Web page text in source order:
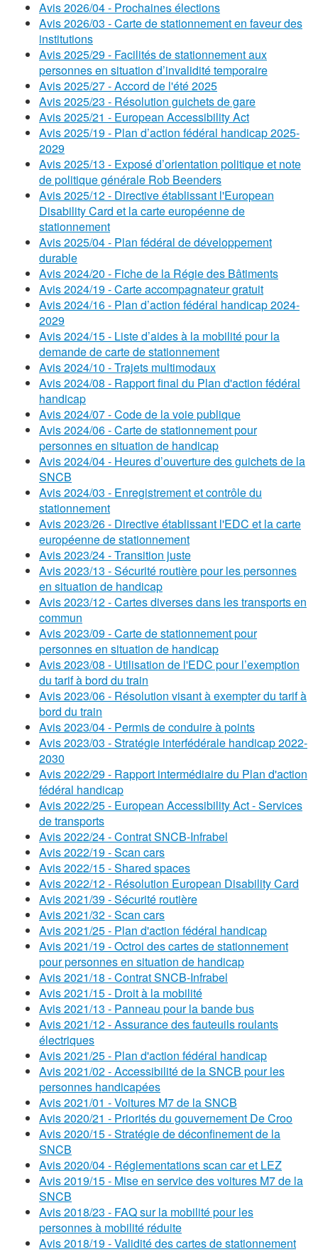
Avis 2026/04 - Prochaines élections
Avis 2026/03 - Carte de stationnement en faveur des
institutions
Avis 2025/29 - Facilités de stationnement aux
personnes en situation d’invalidité temporaire
Avis 2025/27 - Accord de l'été 2025
Avis 2025/23 - Résolution guichets de gare
Avis 2025/21 - European Accessibility Act
Avis 2025/19 - Plan d’action fédéral handicap 2025-
2029
Avis 2025/13 - Exposé d’orientation politique et note
de politique générale Rob Beenders
Avis 2025/12 - Directive établissant l'European
Disability Card et la carte européenne de
stationnement
Avis 2025/04 - Plan fédéral de développement
durable
Avis 2024/20 - Fiche de la Régie des Bâtiments
Avis 2024/19 - Carte accompagnateur gratuit
Avis 2024/16 - Plan d’action fédéral handicap 2024-
2029
Avis 2024/15 - Liste d’aides à la mobilité pour la
demande de carte de stationnement
Avis 2024/10 - Trajets multimodaux
Avis 2024/08 - Rapport final du Plan d'action fédéral
handicap
Avis 2024/07 - Code de la voie publique
Avis 2024/06 - Carte de stationnement pour
personnes en situation de handicap
Avis 2024/04 - Heures d’ouverture des guichets de la
SNCB
Avis 2024/03 - Enregistrement et contrôle du
stationnement
Avis 2023/26 - Directive établissant l'EDC et la carte
européenne de stationnement
Avis 2023/24 - Transition juste
Avis 2023/13 - Sécurité routière pour les personnes
en situation de handicap
Avis 2023/12 - Cartes diverses dans les transports en
commun
Avis 2023/09 - Carte de stationnement pour
personnes en situation de handicap
Avis 2023/08 - Utilisation de l'EDC pour l’exemption
du tarif à bord du train
Avis 2023/06 - Résolution visant à exempter du tarif à
bord du train
Avis 2023/04 - Permis de conduire à points
Avis 2023/03 - Stratégie interfédérale handicap 2022-
2030
Avis 2022/29 - Rapport intermédiaire du Plan d'action
fédéral handicap
Avis 2022/25 - European Accessibility Act - Services
de transports
Avis 2022/24 - Contrat SNCB-Infrabel
Avis 2022/19 - Scan cars
Avis 2022/15 - Shared spaces
Avis 2022/12 - Résolution European Disability Card
Avis 2021/39 - Sécurité routière
Avis 2021/32 - Scan cars
Avis 2021/25 - Plan d'action fédéral handicap
Avis 2021/19 - Octroi des cartes de stationnement
pour personnes en situation de handicap
Avis 2021/18 - Contrat SNCB-Infrabel
Avis 2021/15 - Droit à la mobilité
Avis 2021/13 - Panneau pour la bande bus
Avis 2021/12 - Assurance des fauteuils roulants
électriques
Avis 2021/25 - Plan d'action fédéral handicap
Avis 2021/02 - Accessibilité de la SNCB pour les
personnes handicapées
Avis 2021/01 - Voitures M7 de la SNCB
Avis 2020/21 - Priorités du gouvernement De Croo
Avis 2020/15 - Stratégie de déconfinement de la
SNCB
Avis 2020/04 - Réglementations scan car et LEZ
Avis 2019/15 - Mise en service des voitures M7 de la
SNCB
Avis 2018/23 - FAQ sur la mobilité pour les
personnes à mobilité réduite
Avis 2018/19 - Validité des cartes de stationnement